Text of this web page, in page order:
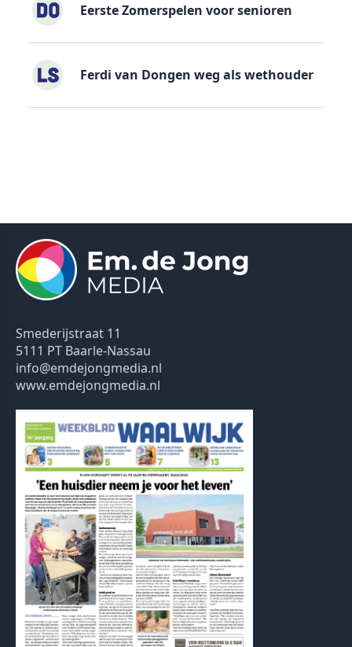
Eerste Zomerspelen voor senioren
Ferdi van Dongen weg als wethouder
Smederijstraat 11
5111 PT Baarle-Nassau
info@emdejongmedia.nl
www.emdejongmedia.nl